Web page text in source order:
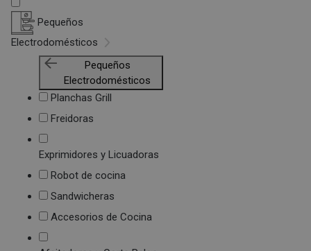
Pequeños
Electrodomésticos
Pequeños
Electrodomésticos
Planchas Grill
Freidoras
Exprimidores y Licuadoras
Robot de cocina
Sandwicheras
Accesorios de Cocina